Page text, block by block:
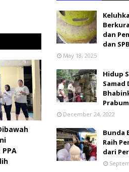
dan
dan
May 18, 2025
Hidup
December 24, 2022
Bunda
Raih
dari